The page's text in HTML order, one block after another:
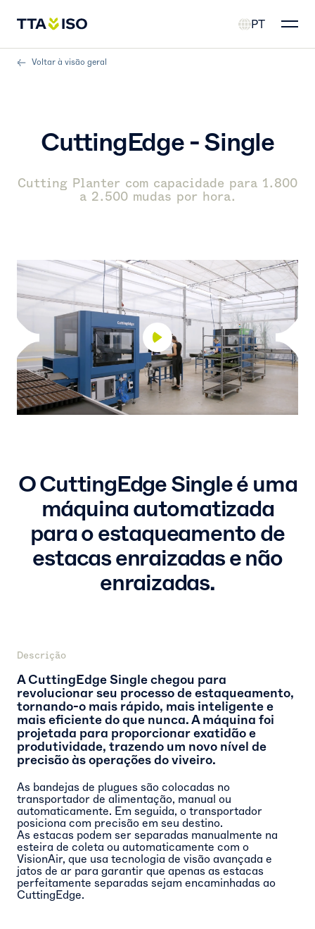
PT
Voltar à visão geral
CuttingEdge - Single
Cutting Planter com capacidade para 1.800
a 2.500 mudas por hora.
O CuttingEdge Single é uma
máquina automatizada
para o estaqueamento de
estacas enraizadas e não
enraizadas.
Descrição
A CuttingEdge Single chegou para
revolucionar seu processo de estaqueamento,
tornando-o mais rápido, mais inteligente e
mais eficiente do que nunca. A máquina foi
projetada para proporcionar exatidão e
produtividade, trazendo um novo nível de
precisão às operações do viveiro.
As bandejas de plugues são colocadas no
transportador de alimentação, manual ou
automaticamente. Em seguida, o transportador
posiciona com precisão em seu destino.
As estacas podem ser separadas manualmente na
esteira de coleta ou automaticamente com o
VisionAir, que usa tecnologia de visão avançada e
jatos de ar para garantir que apenas as estacas
perfeitamente separadas sejam encaminhadas ao
CuttingEdge.